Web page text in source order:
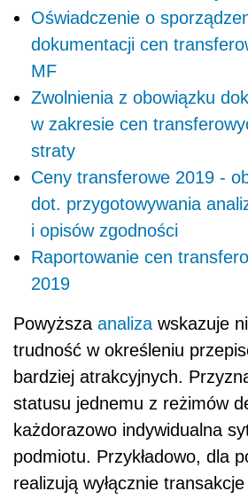
Oświadczenie o
dokumentacji cen
MF
Zwolnienia z obowiązku
w zakresie cen
straty
Ceny transferowe 2019 -
dot. przygotowywania
i opisów zgodności
Raportowanie cen
2019
Powyższa analiza wskazuje
trudność w określeniu
bardziej atrakcyjnych.
statusu jednemu z reżimów
każdorazowo indywidualna
podmiotu. Przykładowo, dla
realizują wyłącznie